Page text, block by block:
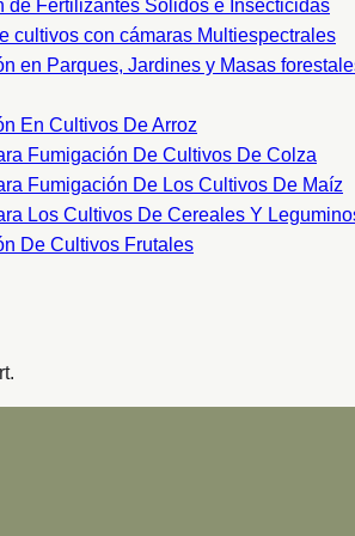
de Fertilizantes Sólidos e Insecticidas
cultivos con cámaras Multiespectrales
en Parques, Jardines y Masas
En Cultivos De Arroz
Fumigación De Cultivos De Colza
Fumigación De Los Cultivos De Maíz
Los Cultivos De Cereales Y
De Cultivos Frutales